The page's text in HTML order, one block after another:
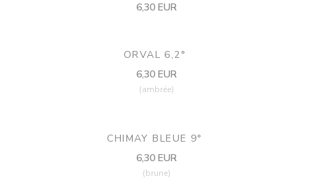
6,30 EUR
ORVAL 6,2°
6,30 EUR
(ambrée)
CHIMAY BLEUE 9°
6,30 EUR
(brune)